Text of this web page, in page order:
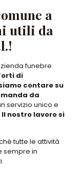
a
utili da
funebre
di
contare su
da
servizio unico e
Il nostro lavoro si
tutte le attività
sempre in